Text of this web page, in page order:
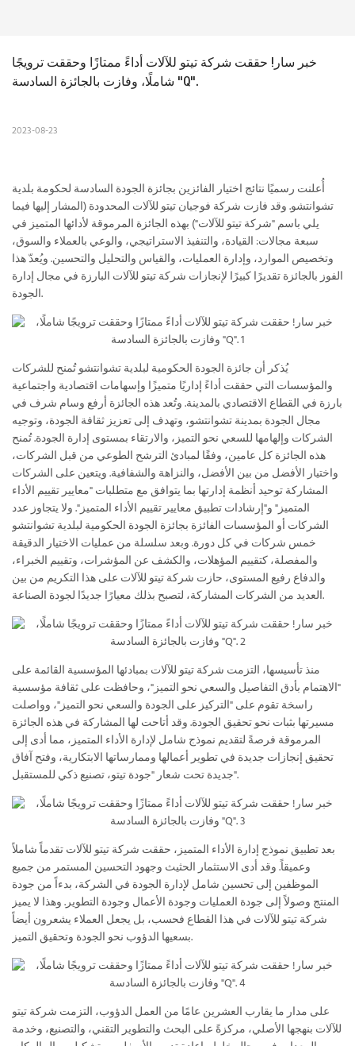
خبر سار! حققت شركة تيتو للآلات أداءً ممتازًا وحققت ترويجًا
شاملًا، وفازت بالجائزة السادسة "Q".
2023-08-23
أُعلنت رسميًا نتائج اختيار الفائزين بجائزة الجودة السادسة لحكومة بلدية
تشوانتشو. وقد فازت شركة فوجيان تيتو للآلات المحدودة (المشار إليها فيما
يلي باسم "شركة تيتو للآلات") بهذه الجائزة المرموقة لأدائها المتميز في
سبعة مجالات: القيادة، والتنفيذ الاستراتيجي، والوعي بالعملاء والسوق،
وتخصيص الموارد، وإدارة العمليات، والقياس والتحليل والتحسين. ويُعدّ هذا
الفوز بالجائزة تقديرًا كبيرًا لإنجازات شركة تيتو للآلات البارزة في مجال إدارة
الجودة.
يُذكر أن جائزة الجودة الحكومية لبلدية تشوانتشو تُمنح للشركات
والمؤسسات التي حققت أداءً إداريًا متميزًا وإسهامات اقتصادية واجتماعية
بارزة في القطاع الاقتصادي بالمدينة. وتُعد هذه الجائزة أرفع وسام شرف في
مجال الجودة بمدينة تشوانتشو، وتهدف إلى تعزيز ثقافة الجودة، وتوجيه
الشركات وإلهامها للسعي نحو التميز، والارتقاء بمستوى إدارة الجودة. تُمنح
هذه الجائزة كل عامين، وفقًا لمبادئ الترشح الطوعي من قبل الشركات،
واختيار الأفضل من بين الأفضل، والنزاهة والشفافية. ويتعين على الشركات
المشاركة توحيد أنظمة إدارتها بما يتوافق مع متطلبات "معايير تقييم الأداء
المتميز" و"إرشادات تطبيق معايير تقييم الأداء المتميز". ولا يتجاوز عدد
الشركات أو المؤسسات الفائزة بجائزة الجودة الحكومية لبلدية تشوانتشو
خمس شركات في كل دورة. وبعد سلسلة من عمليات الاختيار الدقيقة
والمفصلة، ​​كتقييم المؤهلات، والكشف عن المؤشرات، وتقييم الخبراء،
والدفاع رفيع المستوى، حازت شركة تيتو للآلات على هذا التكريم من بين
العديد من الشركات المشاركة، لتصبح بذلك معيارًا جديدًا لجودة الصناعة.
منذ تأسيسها، التزمت شركة تيتو للآلات بمبادئها المؤسسية القائمة على
"الاهتمام بأدق التفاصيل والسعي نحو التميز"، وحافظت على ثقافة مؤسسية
راسخة تقوم على "التركيز على الجودة والسعي نحو التميز"، وواصلت
مسيرتها بثبات نحو تحقيق الجودة. وقد أتاحت لها المشاركة في هذه الجائزة
المرموقة فرصةً لتقديم نموذج شامل لإدارة الأداء المتميز، مما أدى إلى
تحقيق إنجازات جديدة في تطوير أعمالها وممارساتها الابتكارية، وفتح آفاق
جديدة تحت شعار "جودة تيتو، تصنيع ذكي للمستقبل".
بعد تطبيق نموذج إدارة الأداء المتميز، حققت شركة تيتو للآلات تقدماً شاملاً
وعميقاً. وقد أدى الاستثمار الحثيث وجهود التحسين المستمر من جميع
الموظفين إلى تحسين شامل لإدارة الجودة في الشركة، بدءاً من جودة
المنتج وصولاً إلى جودة العمليات وجودة الأعمال وجودة التطوير. وهذا لا يميز
شركة تيتو للآلات في هذا القطاع فحسب، بل يجعل العملاء يشعرون أيضاً
بسعيها الدؤوب نحو الجودة وتحقيق التميز.
على مدار ما يقارب العشرين عامًا من العمل الدؤوب، التزمت شركة تيتو
للآلات بنهجها الأصلي، مركزةً على البحث والتطوير التقني، والتصنيع، وخدمة